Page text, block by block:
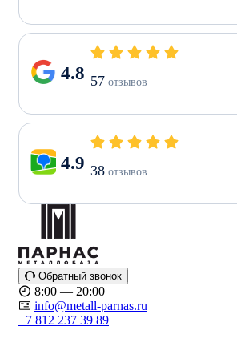
4.8 57 отзывов
4.9 38 отзывов
Обратный звонок
8:00 — 20:00
info@metall-parnas.ru
+7 812 237 39 89